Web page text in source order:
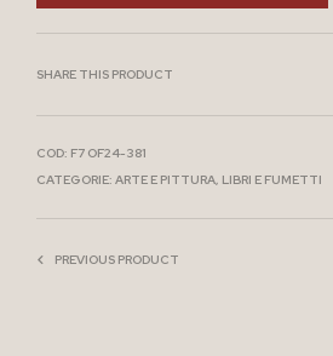
SHARE THIS PRODUCT
COD: F7 OF24-381
CATEGORIE: ARTE E PITTURA, LIBRI E FUMETTI
PREVIOUS PRODUCT